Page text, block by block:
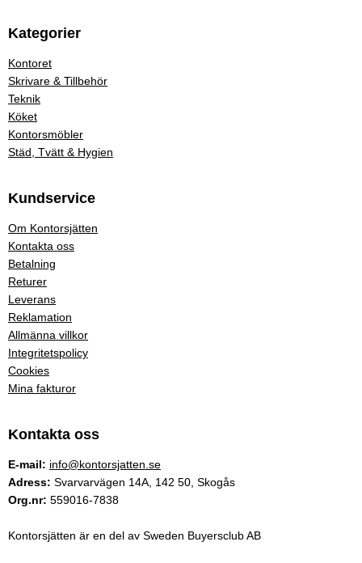
Kategorier
Kontoret
Skrivare & Tillbehör
Teknik
Köket
Kontorsmöbler
Städ, Tvätt & Hygien
Kundservice
Om Kontorsjätten
Kontakta oss
Betalning
Returer
Leverans
Reklamation
Allmänna villkor
Integritetspolicy
Cookies
Mina fakturor
Kontakta oss
E-mail: info@kontorsjatten.se
Adress: Svarvarvägen 14A, 142 50, Skogås
Org.nr: 559016-7838
Kontorsjätten är en del av Sweden Buyersclub AB